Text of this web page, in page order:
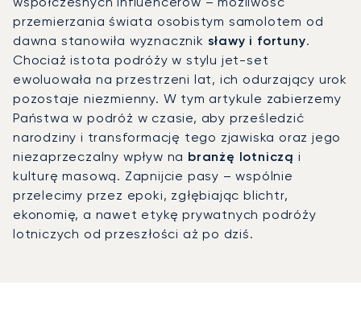
przemierzania świata osobistym samolotem od
dawna stanowiła wyznacznik sławy i fortuny.
Chociaż istota podróży w stylu jet-set
ewoluowała na przestrzeni lat, ich odurzający urok
pozostaje niezmienny. W tym artykule zabierzemy
Państwa w podróż w czasie, aby prześledzić
narodziny i transformację tego zjawiska oraz jego
niezaprzeczalny wpływ na branżę lotniczą i
kulturę masową. Zapnijcie pasy – wspólnie
przelecimy przez epoki, zgłębiając blichtr,
ekonomię, a nawet etykę prywatnych podróży
lotniczych od przeszłości aż po dziś.